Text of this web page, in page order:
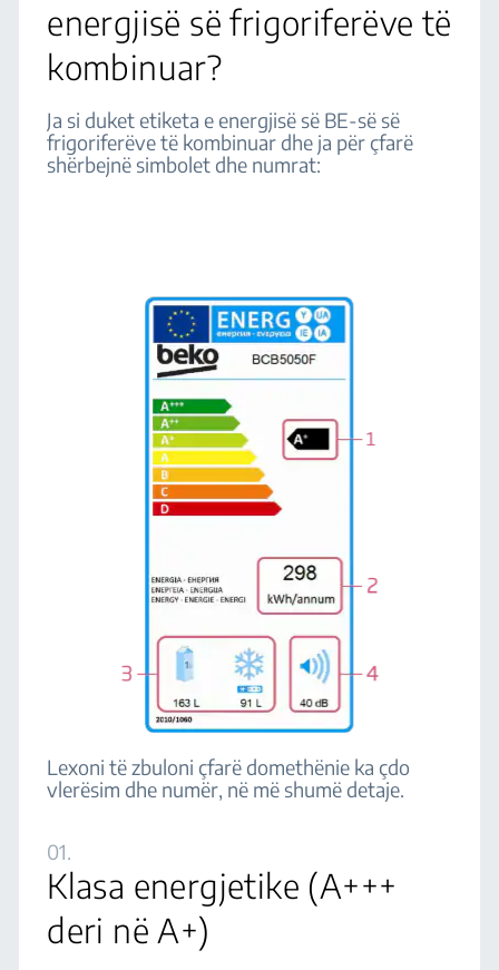
energjisë së frigoriferëve të
kombinuar?
Ja si duket etiketa e energjisë së BE-së së
frigoriferëve të kombinuar dhe ja për çfarë
shërbejnë simbolet dhe numrat:
Lexoni të zbuloni çfarë domethënie ka çdo
vlerësim dhe numër, në më shumë detaje.
01.
Klasa energjetike (A+++
deri në A+)